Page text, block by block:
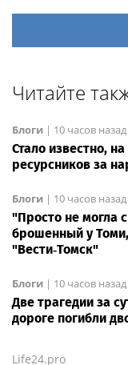
Читайте
Блоги | 10 часов назад
Стало известно,
ресурсников за
Блоги | 10 часов назад
"Просто не могла
брошенный у
"Вести‑Томск"
Блоги | 10 часов назад
Две трагедии за
дороге погибли
Life24.pro